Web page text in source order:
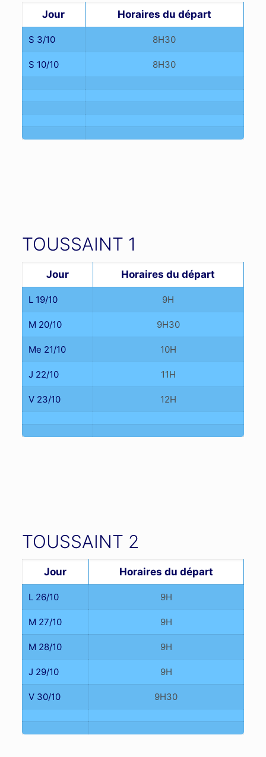
Jour Horaires du départ
S 3/10 8H30
S 10/10 8H30
TOUSSAINT 1
Jour Horaires du départ
L 19/10 9H
M 20/10 9H30
Me 21/10 10H
J 22/10 11H
V 23/10 12H
TOUSSAINT 2
Jour Horaires du départ
L 26/10 9H
M 27/10 9H
M 28/10 9H
J 29/10 9H
V 30/10 9H30